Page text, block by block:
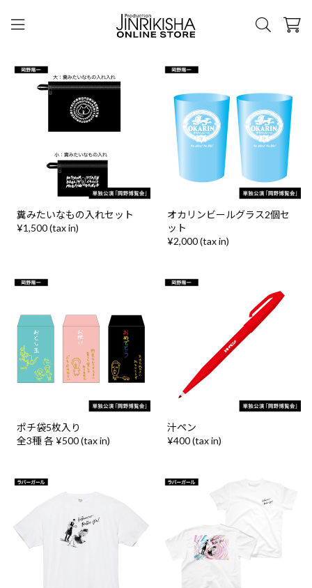
糞みたいなもの入れセット
¥1,500 (tax in)
オカリンビールグラス2個セ
ット
¥2,000 (tax in)
ポチ袋5枚入り
全3種 各 ¥500 (tax in)
汁ペン
¥400 (tax in)